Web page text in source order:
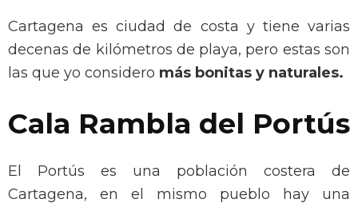
Cartagena es ciudad de costa y tiene varias
decenas de kilómetros de playa, pero estas son
las que yo considero más bonitas y naturales.
Cala Rambla del Portús
El Portús es una población costera de
Cartagena, en el mismo pueblo hay una